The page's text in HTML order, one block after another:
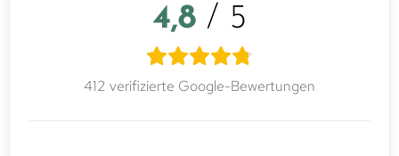
4,8 / 5
412 verifizierte Google-Bewertungen